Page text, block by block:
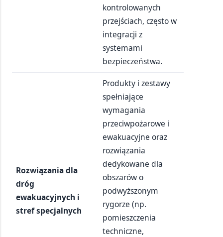
kontrolowanych
przejściach, często w
integracji z
systemami
bezpieczeństwa.
Rozwiązania dla
dróg
ewakuacyjnych i
stref specjalnych
Produkty i zestawy
spełniające
wymagania
przeciwpożarowe i
ewakuacyjne oraz
rozwiązania
dedykowane dla
obszarów o
podwyższonym
rygorze (np.
pomieszczenia
techniczne,